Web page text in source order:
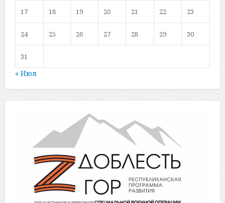
17 18 19 20 21 22 23
24 25 26 27 28 29 30
31
« Июл